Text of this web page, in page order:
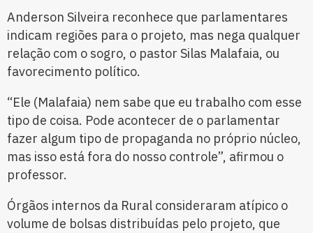
Anderson Silveira reconhece que parlamentares
indicam regiões para o projeto, mas nega qualquer
relação com o sogro, o pastor Silas Malafaia, ou
favorecimento político.
“Ele (Malafaia) nem sabe que eu trabalho com esse
tipo de coisa. Pode acontecer de o parlamentar
fazer algum tipo de propaganda no próprio núcleo,
mas isso está fora do nosso controle”, afirmou o
professor.
Órgãos internos da Rural consideraram atípico o
volume de bolsas distribuídas pelo projeto, que